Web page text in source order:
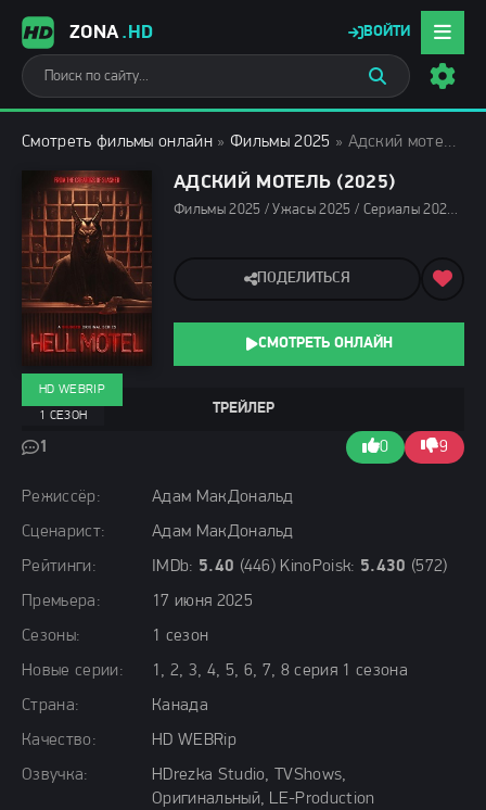
ZONA.HD ВОЙТИ
Смотреть фильмы онлайн » Фильмы 2025 » Адский мотель (2025)
АДСКИЙ МОТЕЛЬ (2025)
Фильмы 2025 / Ужасы 2025 / Сериалы 2025 / Сериалы лета 2025 / Новинки сериалов 2025 / Смотреть фильмы онлайн
Режиссёр:
Адам МакДональд
Сценарист:
Адам МакДональд
Рейтинги:
IMDb: 5.40 (446) KinoPoisk: 5.430 (572)
Премьера:
17 июня 2025
Сезоны:
1 сезон
Новые серии:
1, 2, 3, 4, 5, 6, 7, 8 серия 1 сезона
Страна:
Канада
Качество:
HD WEBRip
Озвучка:
HDrezka Studio, TVShows,
Оригинальный, LE-Production
ТРЕЙЛЕР
1 0 9
HD WEBRIP
1 СЕЗОН
ПОДЕЛИТЬСЯ
СМОТРЕТЬ ОНЛАЙН